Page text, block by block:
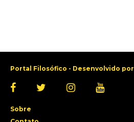
Portal Filosófico - Desenvolvido por
Sobre